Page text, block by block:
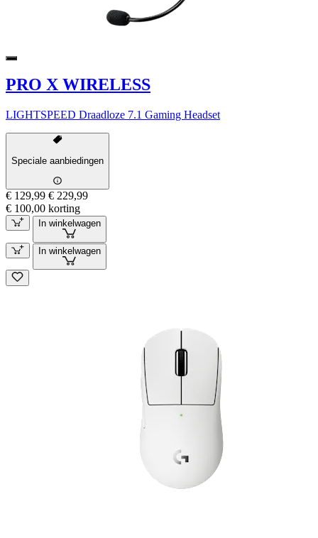
PRO X WIRELESS
LIGHTSPEED Draadloze 7.1 Gaming Headset
Speciale aanbiedingen
€ 129,99 € 229,99
€ 100,00 korting
In winkelwagen
In winkelwagen